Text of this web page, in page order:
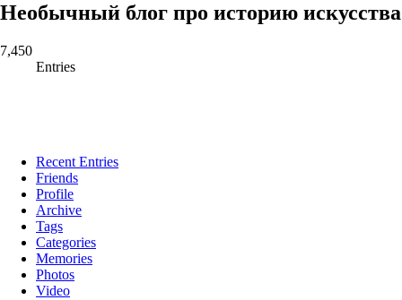
Необычный блог про историю искусства
7,450
Entries
Recent Entries
Friends
Profile
Archive
Tags
Categories
Memories
Photos
Video